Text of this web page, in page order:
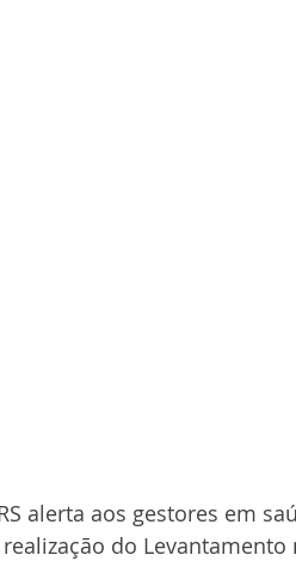
RS alerta aos gestores em
realização do